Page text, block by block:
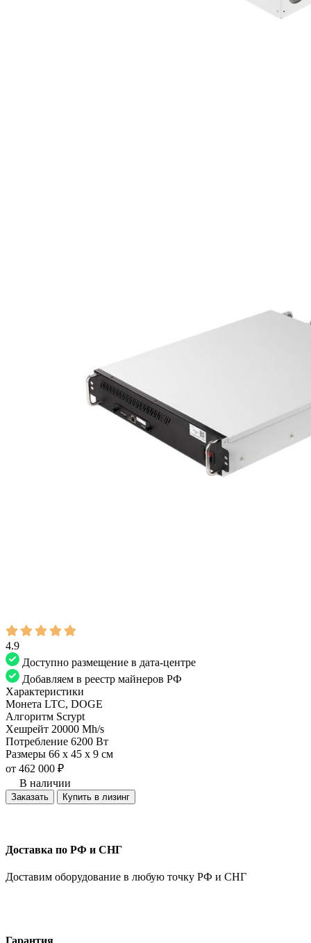
4.9
Доступно размещение в дата-центре
Добавляем в реестр майнеров РФ
Характеристики
Монета LTC, DOGE
Алгоритм Scrypt
Хешрейт 20000 Mh/s
Потребление 6200 Вт
Размеры 66 x 45 x 9 см
от 462 000 ₽
В наличии
Заказать Купить в лизинг
Доставка по РФ и СНГ
Доставим оборудование в любую точку РФ и СНГ
Гарантия